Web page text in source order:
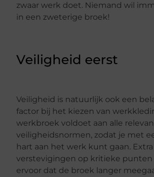
zwaar werk doet. Niemand wil
in een zweterige broek!
Veiligheid eerst
Veiligheid is natuurlijk ook een
factor bij het kiezen van
werkbroek voldoet aan alle
veiligheidsnormen, zodat je met
hart aan het werk kunt gaan. Extra
verstevigingen op kritieke punten
ervoor dat de broek langer